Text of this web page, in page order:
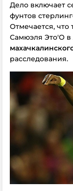
Дело включает
фунтов
Отмечается,
Самюэля Это'О в
расследования.